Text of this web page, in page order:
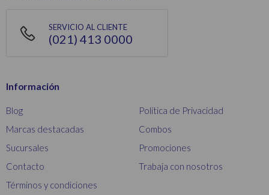
SERVICIO AL CLIENTE
(021) 413 0000
Información
Blog
Marcas destacadas
Sucursales
Contacto
Términos y condiciones
Política de Privacidad
Combos
Promociones
Trabaja con nosotros